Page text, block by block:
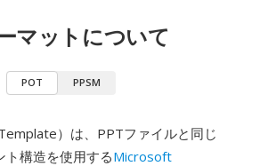
マットについて
POT PPSM
）は、PPTファイルと同じ
ト構造を使用するMicrosoft